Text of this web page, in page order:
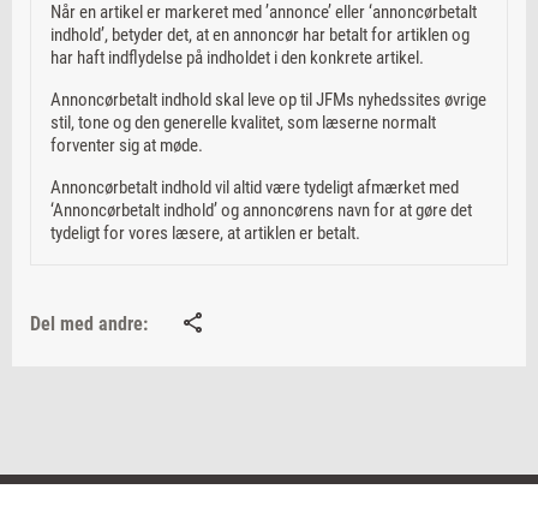
Når en artikel er markeret med ’annonce’ eller ‘annoncørbetalt
indhold’, betyder det, at en annoncør har betalt for artiklen og
har haft indflydelse på indholdet i den konkrete artikel.
Annoncørbetalt indhold skal leve op til JFMs nyhedssites øvrige
stil, tone og den generelle kvalitet, som læserne normalt
forventer sig at møde.
Annoncørbetalt indhold vil altid være tydeligt afmærket med
‘Annoncørbetalt indhold’ og annoncørens navn for at gøre det
tydeligt for vores læsere, at artiklen er betalt.
Del med andre: